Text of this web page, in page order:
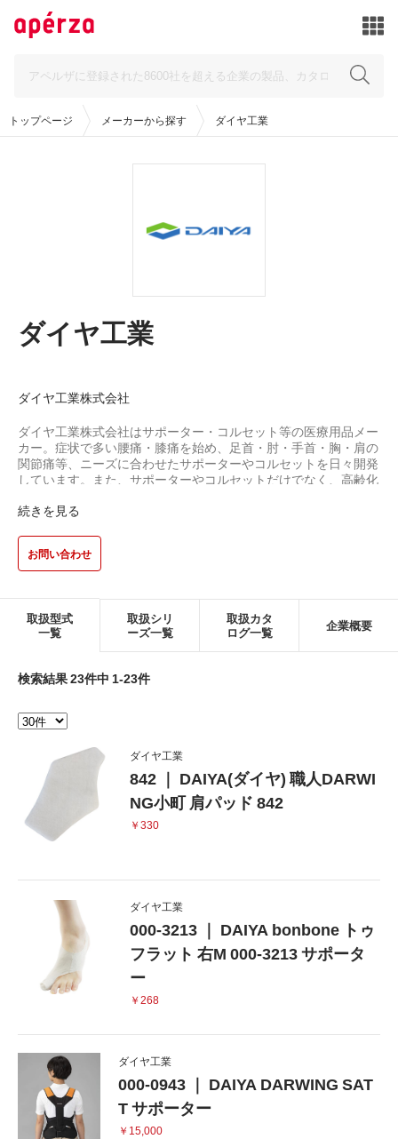
トップページ メーカーから探す ダイヤ工業
ダイヤ工業
ダイヤ工業株式会社
ダイヤ工業株式会社はサポーター・コルセット等の医療用品メー
カー。症状で多い腰痛・膝痛を始め、足首・肘・手首・胸・肩の
関節痛等、ニーズに合わせたサポーターやコルセットを日々開発
しています。また、サポーターやコルセットだけでなく、高齢化
にも取り組んでおります。
続きを見る
お問い合わせ
取扱型式
一覧
取扱シリ
ーズ一覧
取扱カタ
ログ一覧
企業概要
検索結果 23件中 1-23件
ダイヤ工業
842 ｜ DAIYA(ダイヤ) 職人DARWI
NG小町 肩パッド 842
￥330
ダイヤ工業
000-3213 ｜ DAIYA bonbone トゥ
フラット 右M 000-3213 サポータ
ー
￥268
ダイヤ工業
000-0943 ｜ DAIYA DARWING SAT
T サポーター
￥15,000